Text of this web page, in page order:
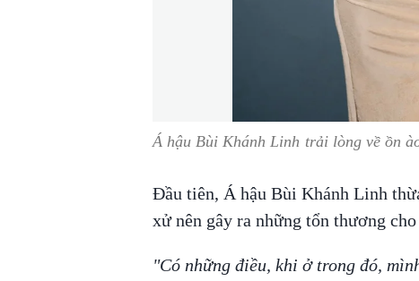
Á hậu Bùi Khánh Linh trải lòng về ồn
Đầu tiên, Á hậu Bùi Khánh Linh
xử nên gây ra những tổn thương
"Có những điều, khi ở trong đó,